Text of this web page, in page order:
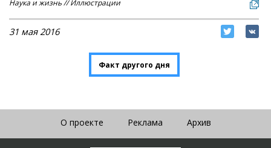
Наука и жизнь // Иллюстрации
31 мая 2016
Факт другого дня
О проекте Реклама Архив